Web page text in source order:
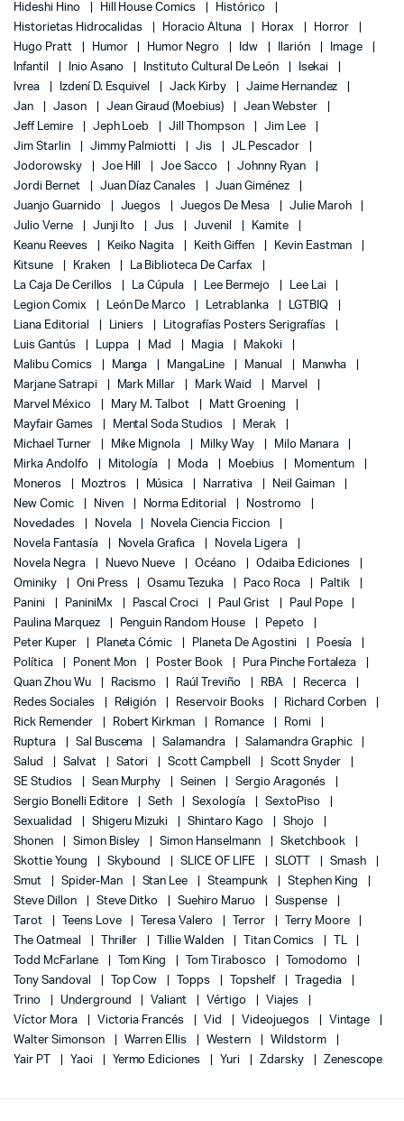
Hideshi Hino
Hill House Comics
Histórico
Historietas Hidrocalidas
Horacio Altuna Horax
Horror
Hugo Pratt
Humor Humor Negro Idw Ilarión
Image
Infantil
Inio Asano Instituto Cultural De León
Isekai
Ivrea
Izdení D. Esquivel Jack Kirby
Jaime Hernandez
Jan
Jason Jean Giraud (Moebius)
Jean Webster
Jeff Lemire
Jeph Loeb Jill Thompson
Jim Lee
Jim Starlin
Jimmy Palmiotti Jis
JL Pescador
Jodorowsky
Joe Hill Joe Sacco
Johnny Ryan
Jordi Bernet
Juan Díaz Canales
Juan Giménez
Juanjo Guarnido
Juegos Juegos De Mesa
Julie Maroh
Julio Verne
Junji Ito Jus Juvenil
Kamite
Keanu Reeves
Keiko Nagita Keith Giffen
Kevin Eastman
Kitsune
Kraken
La Biblioteca De Carfax
La Caja De Cerillos
La Cúpula Lee Bermejo
Lee Lai
Legion Comix
León De Marco Letrablanka
LGTBIQ
Liana Editorial
Liniers
Litografías Posters Serigrafías
Luis Gantús
Luppa Mad Magia
Makoki
Malibu Comics
Manga MangaLine Manual
Manwha
Marjane Satrapi
Mark Millar Mark Waid
Marvel
Marvel México
Mary M. Talbot
Matt Groening
Mayfair Games
Mental Soda Studios
Merak
Michael Turner
Mike Mignola Milky Way
Milo Manara
Mirka Andolfo
Mitología Moda Moebius
Momentum
Moneros
Moztros Música Narrativa
Neil Gaiman
New Comic
Niven Norma Editorial
Nostromo
Novedades
Novela
Novela Ciencia Ficcion
Novela Fantasía
Novela Grafica
Novela Ligera
Novela Negra
Nuevo Nueve Océano
Odaiba Ediciones
Ominiky
Oni Press Osamu Tezuka Paco Roca
Paltik
Panini
PaniniMx Pascal Croci Paul Grist
Paul Pope
Paulina Marquez
Penguin Random House
Pepeto
Peter Kuper
Planeta Cómic Planeta De Agostini
Poesía
Política
Ponent Mon Poster Book
Pura Pinche Fortaleza
Quan Zhou Wu
Racismo Raúl Treviño RBA
Recerca
Redes Sociales
Religión Reservoir Books
Richard Corben
Rick Remender
Robert Kirkman Romance
Romi
Ruptura
Sal Buscema Salamandra
Salamandra Graphic
Salud
Salvat Satori Scott Campbell
Scott Snyder
SE Studios
Sean Murphy Seinen
Sergio Aragonés
Sergio Bonelli Editore
Seth Sexología
SextoPiso
Sexualidad
Shigeru Mizuki Shintaro Kago
Shojo
Shonen
Simon Bisley Simon Hanselmann
Sketchbook
Skottie Young
Skybound SLICE OF LIFE SLOTT
Smash
Smut
Spider-Man Stan Lee Steampunk
Stephen King
Steve Dillon
Steve Ditko Suehiro Maruo
Suspense
Tarot
Teens Love Teresa Valero Terror
Terry Moore
The Oatmeal
Thriller Tillie Walden Titan Comics
TL
Todd McFarlane
Tom King Tom Tirabosco
Tomodomo
Tony Sandoval
Top Cow Topps Topshelf
Tragedia
Trino
Underground Valiant Vértigo
Viajes
Víctor Mora
Victoria Francés Vid Videojuegos
Vintage
Walter Simonson
Warren Ellis Western
Wildstorm
Yair PT
Yaoi Yermo Ediciones Yuri Zdarsky Zenescope